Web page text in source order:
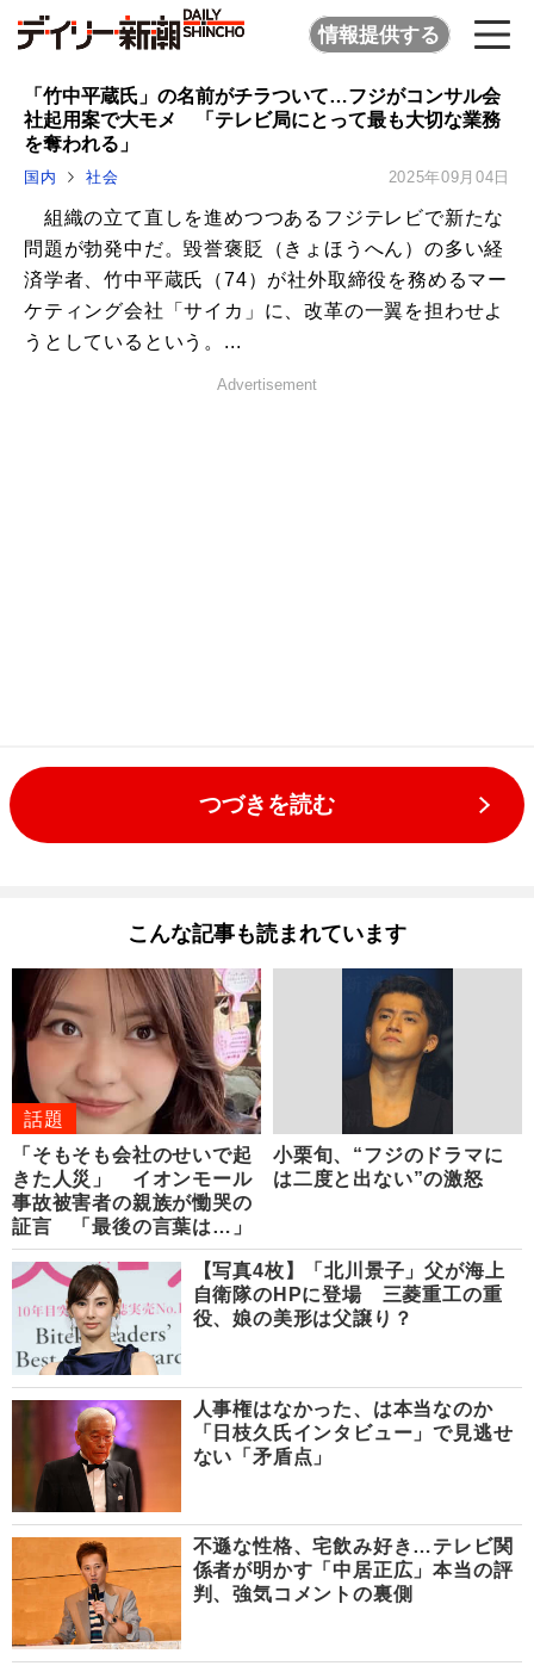
情報提供する
「竹中平蔵氏」の名前がチラついて…フジがコンサル会
社起用案で大モメ 「テレビ局にとって最も大切な業務
を奪われる」
国内 社会 2025年09月04日
組織の立て直しを進めつつあるフジテレビで新たな
問題が勃発中だ。毀誉褒貶（きょほうへん）の多い経
済学者、竹中平蔵氏（74）が社外取締役を務めるマー
ケティング会社「サイカ」に、改革の一翼を担わせよ
うとしているという。...
Advertisement
つづきを読む
こんな記事も読まれています
話題
「そもそも会社のせいで起
きた人災」 イオンモール
事故被害者の親族が慟哭の
証言 「最後の言葉は…」
小栗旬、“フジのドラマに
は二度と出ない”の激怒
【写真4枚】「北川景子」父が海上
自衛隊のHPに登場 三菱重工の重
役、娘の美形は父譲り？
人事権はなかった、は本当なのか
「日枝久氏インタビュー」で見逃せ
ない「矛盾点」
不遜な性格、宅飲み好き…テレビ関
係者が明かす「中居正広」本当の評
判、強気コメントの裏側